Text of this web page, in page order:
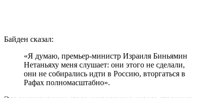
Байден сказал:
«Я думаю, премьер-министр Израиля Биньямин
Нетаньяху меня слушает: они этого не сделали,
они не собирались идти в Россию, вторгаться в
Рафах полномасштабно».